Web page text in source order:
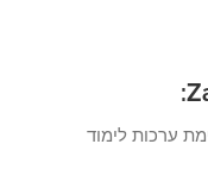
לימוד